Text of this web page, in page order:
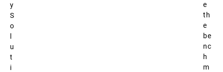
y
S
o
u
t
i
e
th
e
be
nc
h
m